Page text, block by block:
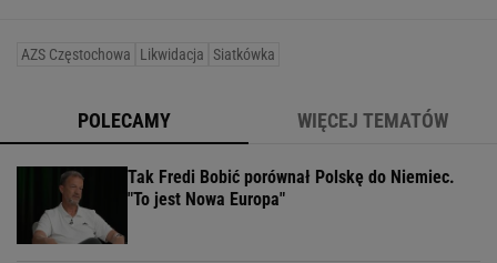
AZS Częstochowa Likwidacja Siatkówka
POLECAMY WIĘCEJ TEMATÓW
Tak Fredi Bobić porównał Polskę do Niemiec.
"To jest Nowa Europa"